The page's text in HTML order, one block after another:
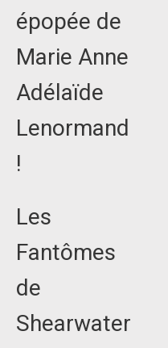
épopée de
Marie Anne
Adélaïde
Lenormand
!
Les
Fantômes
de
Shearwater